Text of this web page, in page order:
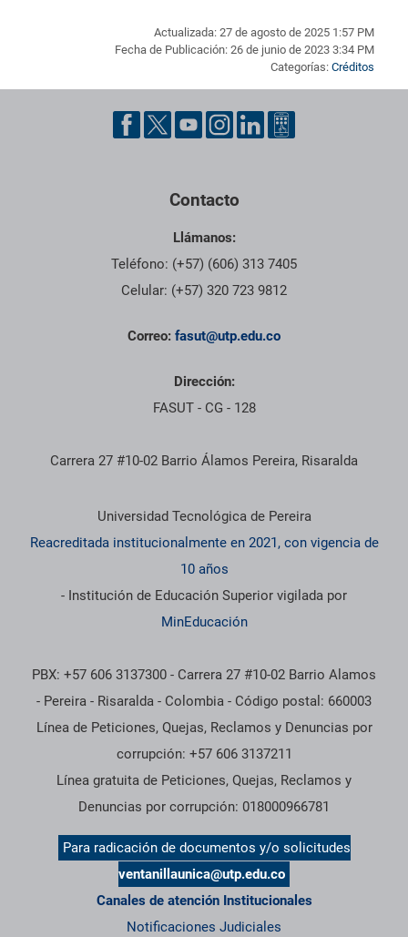
Actualizada: 27 de agosto de 2025 1:57 PM
Fecha de Publicación: 26 de junio de 2023 3:34 PM
Categorías: Créditos
Pie de página con información de contacto, redes sociales y
Contacto
Llámanos:
Teléfono: (+57) (606) 313 7405
Celular: (+57) 320 723 9812
Correo: fasut@utp.edu.co
Dirección:
FASUT - CG - 128
Carrera 27 #10-02 Barrio Álamos Pereira, Risaralda
Información institucional
Universidad Tecnológica de Pereira
Reacreditada institucionalmente en 2021, con vigencia de
10 años
- Institución de Educación Superior vigilada por
MinEducación
PBX: +57 606 3137300 - Carrera 27 #10-02 Barrio Alamos
- Pereira - Risaralda - Colombia - Código postal: 660003
Línea de Peticiones, Quejas, Reclamos y Denuncias por
corrupción: +57 606 3137211
Línea gratuita de Peticiones, Quejas, Reclamos y
Denuncias por corrupción: 018000966781
Para radicación de documentos y/o solicitudes
ventanillaunica@utp.edu.co
Canales de atención Institucionales
Notificaciones Judiciales